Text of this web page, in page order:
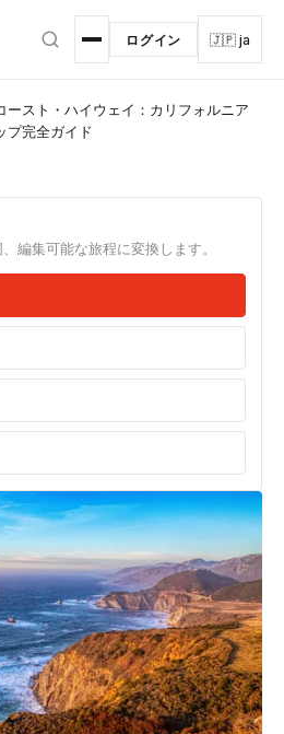
ログイン 🇯🇵 ja
ースト・ハイウェイ：カリフォルニア
プ完全ガイド
編集可能な旅程に変換します。